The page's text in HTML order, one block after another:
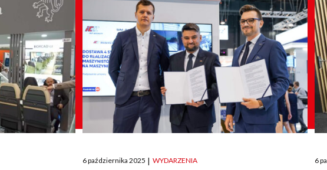
Posted
on
6 października 2025 | WYDARZENIA
on
6